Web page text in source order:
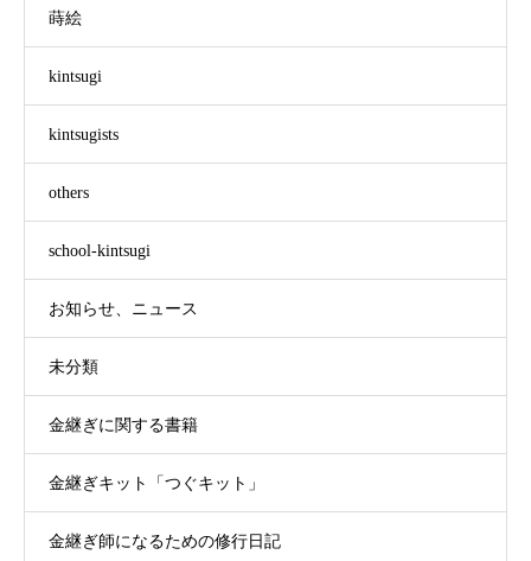
蒔絵
kintsugi
kintsugists
others
school-kintsugi
お知らせ、ニュース
未分類
金継ぎに関する書籍
金継ぎキット「つぐキット」
金継ぎ師になるための修行日記